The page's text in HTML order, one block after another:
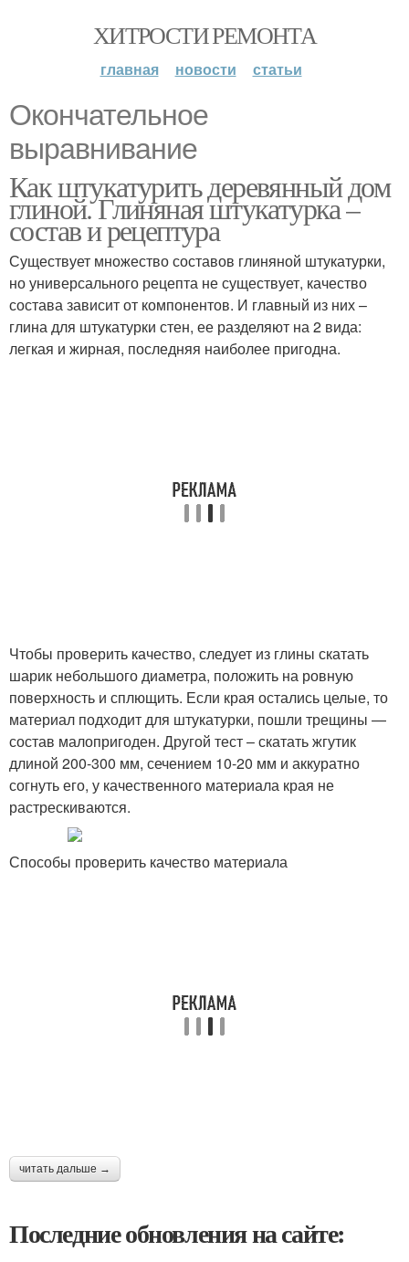
ХИТРОСТИ РЕМОНТА
главная новости статьи
Окончательное
выравнивание
Как штукатурить деревянный дом
глиной. Глиняная штукатурка –
состав и рецептура
Существует множество составов глиняной штукатурки,
но универсального рецепта не существует, качество
состава зависит от компонентов. И главный из них –
глина для штукатурки стен, ее разделяют на 2 вида:
легкая и жирная, последняя наиболее пригодна.
Чтобы проверить качество, следует из глины скатать
шарик небольшого диаметра, положить на ровную
поверхность и сплющить. Если края остались целые, то
материал подходит для штукатурки, пошли трещины —
состав малопригоден. Другой тест – скатать жгутик
длиной 200-300 мм, сечением 10-20 мм и аккуратно
согнуть его, у качественного материала края не
растрескиваются.
Способы проверить качество материала
читать дальше →
Последние обновления на сайте: